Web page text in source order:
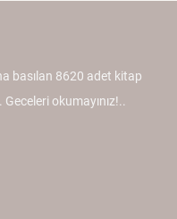
basılan 8620 adet kitap
okumayınız!..